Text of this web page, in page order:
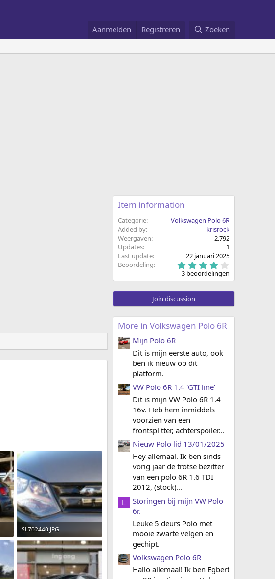
Aanmelden Registreren Zoeken
SL702440.JPG
811.9 KB · Weergaven: 125
Item information
Categorie
Volkswagen Polo 6R
Added by
krisrock
Weergaven
2,792
Updates
1
Last update
22 januari 2025
Beoordeling
3
s
e
r
3 beoordelingen
Join discussion
More in Volkswagen Polo 6R
Mijn Polo 6R
Dit is mijn eerste auto, ook
ben ik nieuw op dit
platform.
VW Polo 6R 1.4 'GTI line'
Dit is mijn VW Polo 6R 1.4
16v. Heb hem inmiddels
voorzien van een
frontsplitter, achterspoiler...
Nieuw Polo lid 13/01/2025
Hey allemaal. Ik ben sinds
vorig jaar de trotse bezitter
van een polo 6R 1.6 TDI
2012, (stock)...
L
Storingen bij mijn VW Polo
6r.
Leuke 5 deurs Polo met
mooie zwarte velgen en
gechipt.
Volkswagen Polo 6R
Hallo allemaal! Ik ben Egbert